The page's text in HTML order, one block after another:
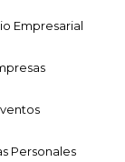
Empresarial
Personales